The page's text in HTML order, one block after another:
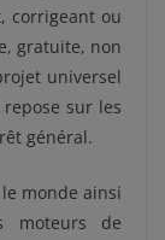
corrigeant ou
gratuite, non
universel
sur les
général.
monde ainsi
moteurs de